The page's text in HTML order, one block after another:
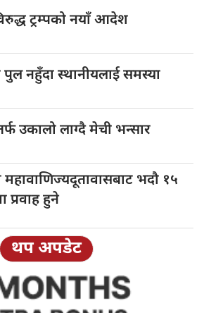
ट्रम्पको नयाँ आदेश
पुल नहुँदा स्थानीयलाई समस्या
उकालो लाग्दै मेची भन्सार
महावाणिज्यदूतावासबाट भदौ १५
प्रवाह हुने
थप अपडेट